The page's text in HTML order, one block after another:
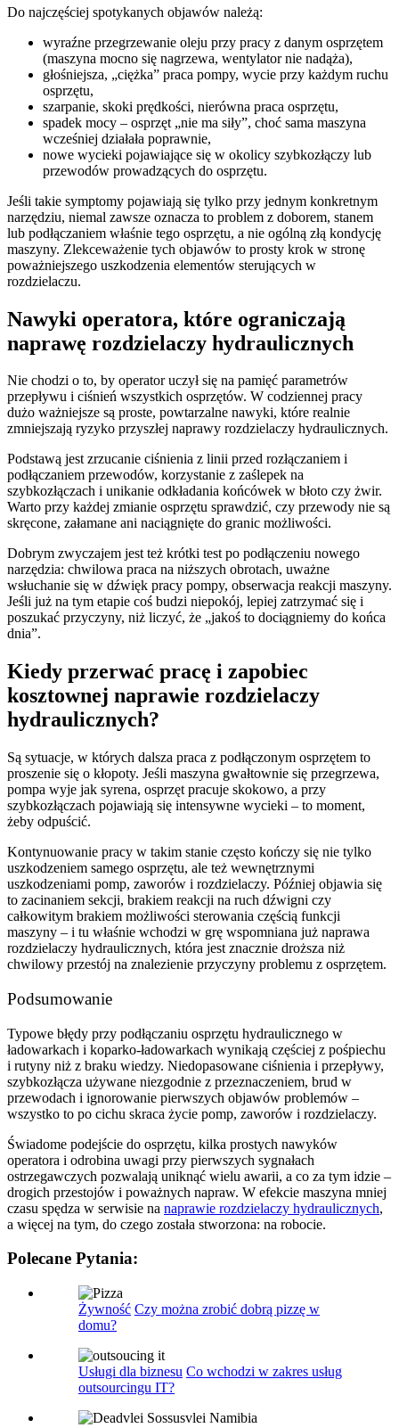
Do najczęściej spotykanych objawów należą:
wyraźne przegrzewanie oleju przy pracy z danym osprzętem
(maszyna mocno się nagrzewa, wentylator nie nadąża),
głośniejsza, „ciężka” praca pompy, wycie przy każdym ruchu
osprzętu,
szarpanie, skoki prędkości, nierówna praca osprzętu,
spadek mocy – osprzęt „nie ma siły”, choć sama maszyna
wcześniej działała poprawnie,
nowe wycieki pojawiające się w okolicy szybkozłączy lub
przewodów prowadzących do osprzętu.
Jeśli takie symptomy pojawiają się tylko przy jednym konkretnym
narzędziu, niemal zawsze oznacza to problem z doborem, stanem
lub podłączaniem właśnie tego osprzętu, a nie ogólną złą kondycję
maszyny. Zlekceważenie tych objawów to prosty krok w stronę
poważniejszego uszkodzenia elementów sterujących w
rozdzielaczu.
Nawyki operatora, które ograniczają
naprawę rozdzielaczy hydraulicznych
Nie chodzi o to, by operator uczył się na pamięć parametrów
przepływu i ciśnień wszystkich osprzętów. W codziennej pracy
dużo ważniejsze są proste, powtarzalne nawyki, które realnie
zmniejszają ryzyko przyszłej naprawy rozdzielaczy hydraulicznych.
Podstawą jest zrzucanie ciśnienia z linii przed rozłączaniem i
podłączaniem przewodów, korzystanie z zaślepek na
szybkozłączach i unikanie odkładania końcówek w błoto czy żwir.
Warto przy każdej zmianie osprzętu sprawdzić, czy przewody nie są
skręcone, załamane ani naciągnięte do granic możliwości.
Dobrym zwyczajem jest też krótki test po podłączeniu nowego
narzędzia: chwilowa praca na niższych obrotach, uważne
wsłuchanie się w dźwięk pracy pompy, obserwacja reakcji maszyny.
Jeśli już na tym etapie coś budzi niepokój, lepiej zatrzymać się i
poszukać przyczyny, niż liczyć, że „jakoś to dociągniemy do końca
dnia”.
Kiedy przerwać pracę i zapobiec
kosztownej naprawie rozdzielaczy
hydraulicznych?
Są sytuacje, w których dalsza praca z podłączonym osprzętem to
proszenie się o kłopoty. Jeśli maszyna gwałtownie się przegrzewa,
pompa wyje jak syrena, osprzęt pracuje skokowo, a przy
szybkozłączach pojawiają się intensywne wycieki – to moment,
żeby odpuścić.
Kontynuowanie pracy w takim stanie często kończy się nie tylko
uszkodzeniem samego osprzętu, ale też wewnętrznymi
uszkodzeniami pomp, zaworów i rozdzielaczy. Później objawia się
to zacinaniem sekcji, brakiem reakcji na ruch dźwigni czy
całkowitym brakiem możliwości sterowania częścią funkcji
maszyny – i tu właśnie wchodzi w grę wspomniana już naprawa
rozdzielaczy hydraulicznych, która jest znacznie droższa niż
chwilowy przestój na znalezienie przyczyny problemu z osprzętem.
Podsumowanie
Typowe błędy przy podłączaniu osprzętu hydraulicznego w
ładowarkach i koparko-ładowarkach wynikają częściej z pośpiechu
i rutyny niż z braku wiedzy. Niedopasowane ciśnienia i przepływy,
szybkozłącza używane niezgodnie z przeznaczeniem, brud w
przewodach i ignorowanie pierwszych objawów problemów –
wszystko to po cichu skraca życie pomp, zaworów i rozdzielaczy.
Świadome podejście do osprzętu, kilka prostych nawyków
operatora i odrobina uwagi przy pierwszych sygnałach
ostrzegawczych pozwalają uniknąć wielu awarii, a co za tym idzie –
drogich przestojów i poważnych napraw. W efekcie maszyna mniej
czasu spędza w serwisie na naprawie rozdzielaczy hydraulicznych,
a więcej na tym, do czego została stworzona: na robocie.
Polecane Pytania:
Żywność Czy można zrobić dobrą pizzę w
domu?
Usługi dla biznesu Co wchodzi w zakres usług
outsourcingu IT?